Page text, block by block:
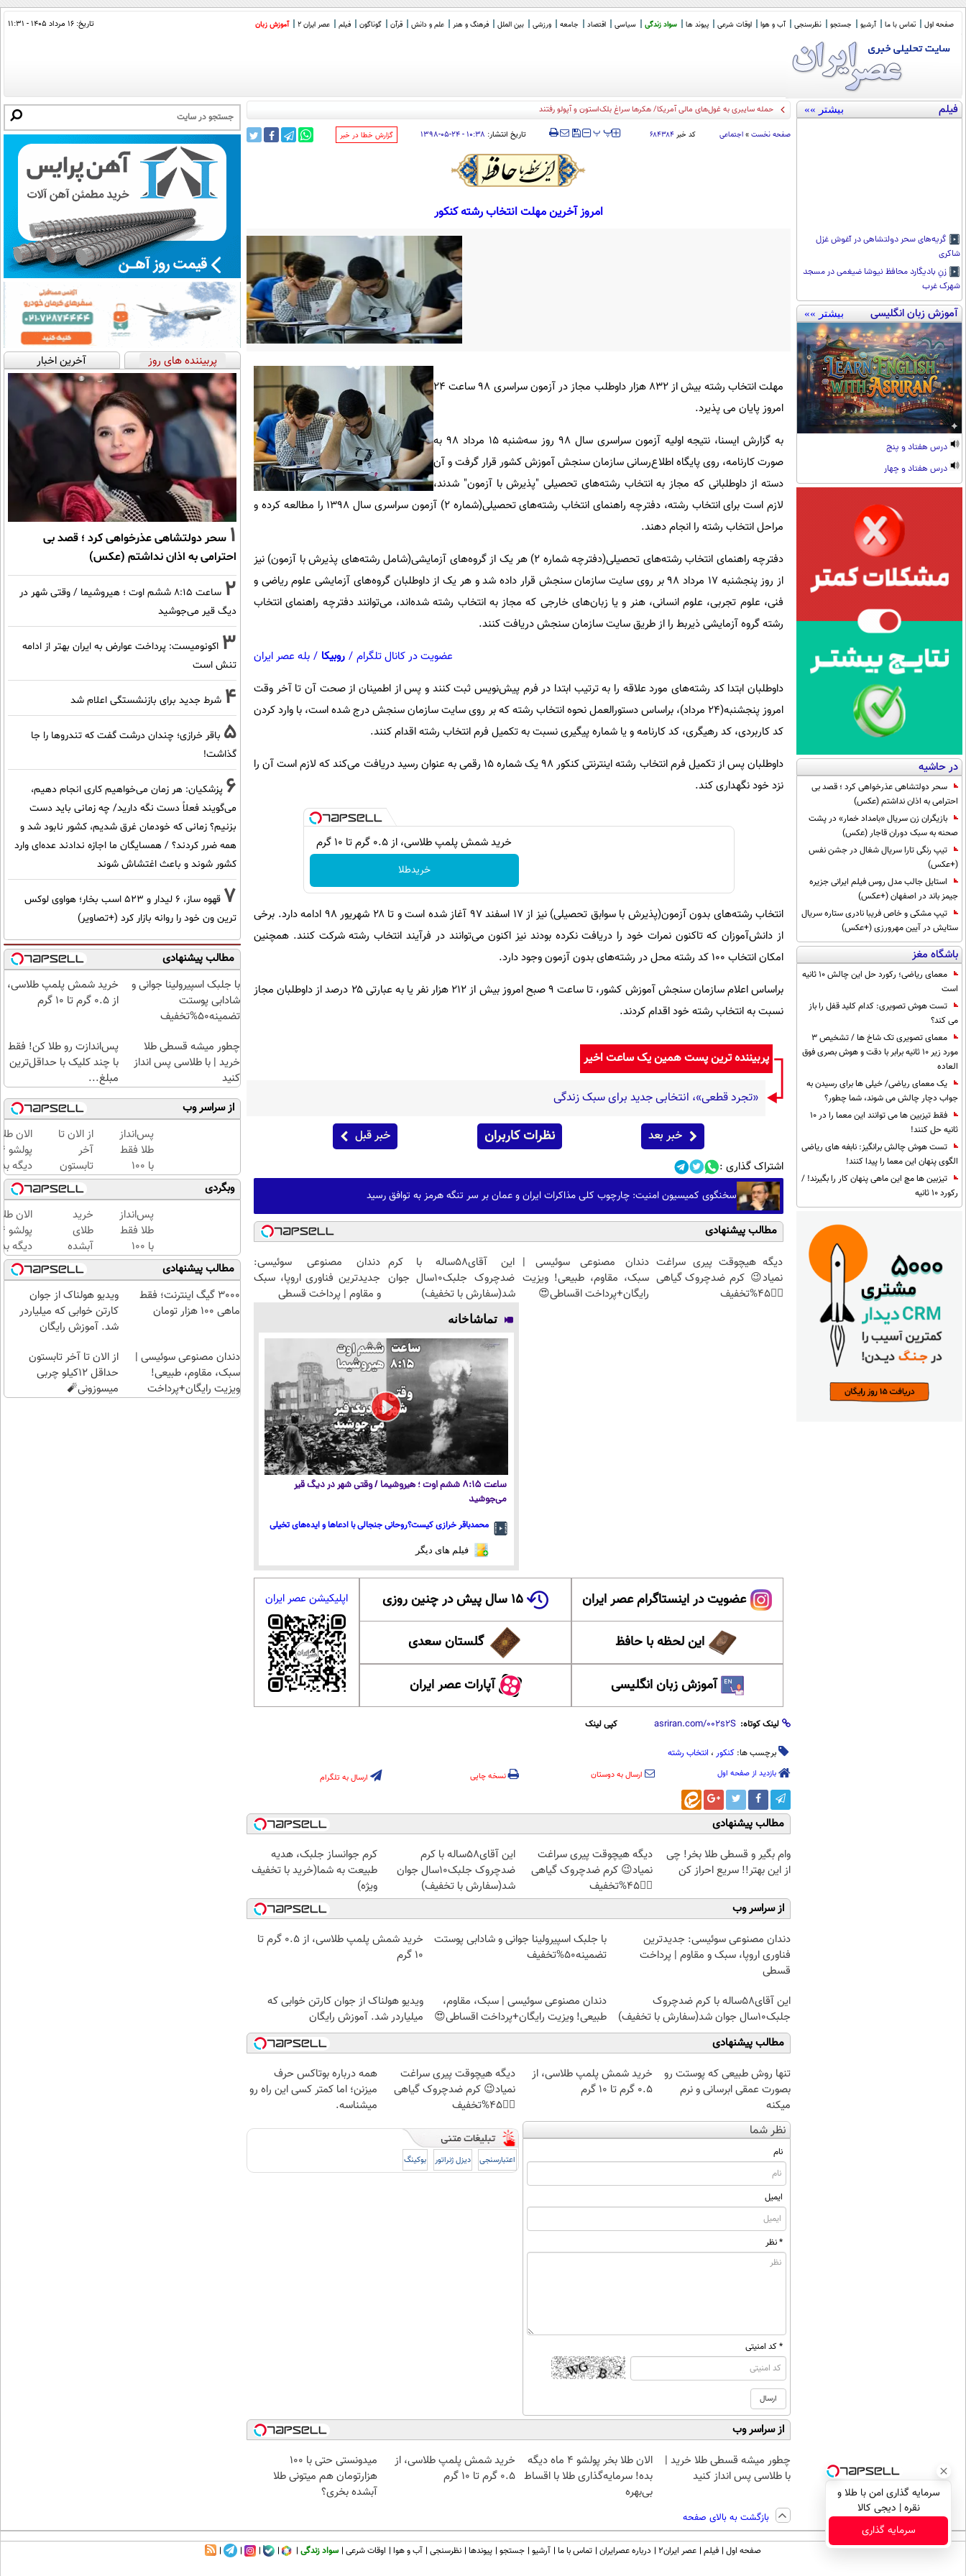
صفحه اول تماس با ما آرشیو جستجو نظرسنجی آب و هوا اوقات شرعی پیوند ها سواد زندگی سیاسی اقتصاد جامعه ورزشی بین الملل فرهنگ و هنر علم و دانش قرآن گوناگون فیلم عصر ایران 2 آموزش زبان تاریخ: ۱۶ مرداد ۱۴۰۵ - ۱۱:۳۱
فیلم بیشتر »»
گریه‌های سحر دولتشاهی در آغوش غزل
شاکری
زنِ بادیگارد محافظ نیوشا ضیغمی در مسجد
شهرک غرب
آموزش زبان انگلیسی بیشتر »»
درس هفتاد و پنج
درس هفتاد و چهار
در حاشیه
سحر دولتشاهی عذرخواهی کرد ؛ قصد بی
احترامی به اذان نداشتم (عکس)
بازیگران زن سریال «بامداد خمار» در پشت
صحنه به سبک دوران قاجار (عکس)
تیپ رنگی تارا سریال شغال در جشن نفس
(+عکس)
استایل جالب مدل روس فیلم ایرانی جزیره
جیمز باند در اصفهان (+عکس)
تیپ مشکی و خاص فریبا نادری ستاره سریال
ستایش در آیین مهرورزی (+عکس)
باشگاه مغز
معمای ریاضی؛ رکورد حل این چالش 10 ثانیه
است
تست هوش تصویری: کدام کلید قفل را باز
می کند؟
معمای تصویری تک شاخ ها / تشخیص 3
مورد زیر 10 ثانیه برابر با دقت و هوش بصری فوق
العاده
یک معمای ریاضی/ خیلی ها برای رسیدن به
جواب دچار چالش می شوند، شما چطور؟
فقط تیزبین ها می توانند این معما را در 10
ثانیه حل کنند!
تست هوش چالش برانگیز: نابغه های ریاضی
الگوی پنهان این معما را پیدا کنند!
تیزبین ها مچ این ماهی پنهان کار را بگیرند! /
رکورد 10 ثانیه
حمله سایبری به غول‌های مالی آمریکا/ هکرها سراغ بلک‌استون و آپولو رفتند
صفحه نخست » اجتماعی کد خبر ۶۸۴۳۸۴ ‍‍‍ پ پ تاریخ انتشار: ۱۰:۳۸ - ۲۴-۰۵-۱۳۹۸ ‌گزارش خطا در خبر
امروز آخرین مهلت انتخاب رشته کنکور
مهلت انتخاب رشته بیش از ۸۳۲ هزار داوطلب مجاز در آزمون سراسری ۹۸ ساعت ۲۴
امروز پایان می پذیرد.
به گزارش ایسنا، نتیجه اولیه آزمون سراسری سال ۹۸ روز سه‌شنبه ۱۵ مرداد ۹۸ به
صورت کارنامه، روی پایگاه اطلاع‌رسانی سازمان سنجش آموزش کشور قرار گرفت و آن
دسته از داوطلبانی که مجاز به انتخاب رشته‌های تحصیلی "پذیرش با آزمون" شدند،
لازم است برای انتخاب رشته، دفترچه راهنمای انتخاب رشته‌های تحصیلی(شماره ۲) آزمون سراسری سال ۱۳۹۸ را مطالعه کرده و
مراحل انتخاب رشته را انجام دهند.
دفترچه راهنمای انتخاب رشته‌های تحصیلی(دفترچه شماره ۲) هر یک از گروه‌های آزمایشی(شامل رشته‌های پذیرش با آزمون) نیز
از روز پنجشنبه ۱۷ مرداد ۹۸ بر روی سایت سازمان سنجش قرار داده شد و هر یک از داوطلبان گروه‌های آزمایشی علوم ریاضی و
فنی، علوم تجربی، علوم انسانی، هنر و یا زبان‌های خارجی که مجاز به انتخاب رشته شده‌اند، می‌توانند دفترچه راهنمای انتخاب
رشته گروه آزمایشی ذیربط را از طریق سایت سازمان سنجش دریافت کنند.
عضویت در کانال تلگرام / روبیکا / بله عصر ایران
داوطلبان ابتدا کد رشته‌های مورد علاقه را به ترتیب ابتدا در فرم پیش‌نویس ثبت کنند و پس از اطمینان از صحت آن تا آخر وقت
امروز پنجشنبه(۲۴ مرداد)، براساس دستورالعمل نحوه انتخاب رشته که بر روی سایت سازمان سنجش درج شده است، با وارد کردن
کد کاربردی، کد رهیگری، کد کارنامه و یا شماره پیگیری نسبت به تکمیل فرم انتخاب رشته اقدام کنند.
داوطلبان پس از تکمیل فرم انتخاب رشته اینترنتی کنکور ۹۸ یک شماره ۱۵ رقمی به عنوان رسید دریافت می‌کند که لازم است آن را
نزد خود نگهداری کند.
خرید شمش پلمپ طلاسی، از ۰.۵ گرم تا ۱۰ گرم
خریدطلا
انتخاب رشته‌های بدون آزمون(پذیرش با سوابق تحصیلی) نیز از ۱۷ اسفند ۹۷ آغاز شده است و تا ۲۸ شهریور ۹۸ ادامه دارد. برخی
از دانش‌آموزان که تاکنون نمرات خود را دریافت نکرده بودند نیز اکنون می‌توانند در فرآیند انتخاب رشته شرکت کنند. همچنین
امکان انتخاب ۱۰۰ کد رشته محل در رشته‌های بدون آزمون وجود دارد.
براساس اعلام سازمان سنجش آموزش کشور، تا ساعت ۹ صبح امروز بیش از ۲۱۲ هزار نفر یا به عبارتی ۲۵ درصد از داوطلبان مجاز
نسبت به انتخاب رشته خود اقدام کردند.
پربیننده ترین پست همین یک ساعت اخیر
«تجرد قطعی»، انتخابی جدید برای سبک زندگی
خبر بعد نظرات کاربران خبر قبل
اشتراک گذاری :
سخنگوی کمیسیون امنیت: چارچوب کلی مذاکرات ایران و عمان بر سر تنگه هرمز به توافق رسید
مطالب پیشنهادی
دیگه هیچوقت پیری سراغت
نمیاد😉 کرم ضدچروک گیاهی
👈🏻45%تخفیف
دندان مصنوعی سوئیسی |
سبک، مقاوم، طبیعی! ویزیت
رایگان+پرداخت اقساطی😍
این آقای58ساله با کرم
ضدچروک جلبک10سال جوان
شد(سفارش با تخفیف)
دندان مصنوعی سوئیسی:
جدیدترین فناوری اروپا، سبک
و مقاوم | پرداخت قسطی
تماشاخانه
ساعت ۸:۱۵ ششم اوت ؛ هیروشیما / وقتی شهر در دیگ قیر
می‌جوشید
محمدباقر خرازی کیست؟روحانی جنجالی با ادعاها و ایده‌های تخیلی
فیلم های دیگر
عضویت در اینستاگرام عصر ایران ۱۵ سال پیش در چنین روزی
این لحظه با حافظ گلستان سعدی
آموزش زبان انگلیسی آپارات عصر ایران
اپلیکیشن عصر ایران
لینک کوتاه: کپی لینک
برچسب ها: کنکور ، انتخاب رشته
بازدید از صفحه اول ارسال به دوستان نسخه چاپی ارسال به تلگرام
مطالب پیشنهادی
وام بگیر و قسطی طلا بخر! چی
از این بهتر!! سریع احراز کن
دیگه هیچوقت پیری سراغت
نمیاد😉 کرم ضدچروک گیاهی
👈🏻45%تخفیف
این آقای58ساله با کرم
ضدچروک جلبک10سال جوان
شد(سفارش با تخفیف)
کرم جوانساز جلبک، هدیه
طبیعت به شما(خرید با تخفیف
ویژه)
از سراسر وب
دندان مصنوعی سوئیسی: جدیدترین
فناوری اروپا، سبک و مقاوم | پرداخت
قسطی
با جلبک اسپیرولینا جوانی و شادابی پوستت
تضمینه50%تخفیف
خرید شمش پلمپ طلاسی، از ۰.۵ گرم تا
۱۰ گرم
این آقای58ساله با کرم ضدچروک
جلبک10سال جوان شد(سفارش با تخفیف)
دندان مصنوعی سوئیسی | سبک، مقاوم،
طبیعی! ویزیت رایگان+پرداخت اقساطی😍
ویدیو هولناک از جوان کارتن خوابی که
میلیاردر شد. آموزش رایگان
مطالب پیشنهادی
تنها روش طبیعی که پوستت رو
بصورت عمقی ابرسانی و نرم
میکنه
خرید شمش پلمپ طلاسی، از
۰.۵ گرم تا ۱۰ گرم
دیگه هیچوقت پیری سراغت
نمیاد😉 کرم ضدچروک گیاهی
👈🏻45%تخفیف
همه درباره بوتاکس حرف
میزنن؛ اما کمتر کسی این راه رو
میشناسه.
نظر شما
نام
ایمیل
* نظر
* کد امنیتی
اعتبارسنجی دیزل ژنراتور بوکینگ
از سراسر وب
چطور میشه قسطی طلا خرید |
با طلاسی پس انداز کنید
الان طلا بخر پولشو 4 ماه دیگه
بده! سرمایه‌گذاری طلا با اقساط
بی‌بهره
خرید شمش پلمپ طلاسی، از
۰.۵ گرم تا ۱۰ گرم
میدونستی حتی با ۱۰۰
هزارتومان هم میتونی طلا
آبشده بخری؟
بازگشت به بالای صفحه
پربیننده های روز آخرین اخبار
1 سحر دولتشاهی عذرخواهی کرد ؛ قصد بی
احترامی به اذان نداشتم (عکس)
2
ساعت ۸:۱۵ ششم اوت ؛ هیروشیما / وقتی شهر در
دیگ قیر می‌جوشید
3 اکونومیست: پرداخت عوارض به ایران بهتر از ادامه
تنش است
4 شرط جدید برای بازنشستگی اعلام شد
5 باقر خرازی؛ چندان درشت گفت که تندروها را جا
گذاشت!
6 پزشکیان: هر زمان می‌خواهیم کاری انجام دهیم،
می‌گویند فعلاً دست نگه دارید/ چه زمانی باید دست
بزنیم؟ زمانی که خودمان غرق شدیم، کشور نابود شد و
همه ضرر کردند؟ / همسایگان ما اجازه ندادند عده‌ای وارد
کشور شوند و باعث اغتشاش شوند
7
قهوه ساز، 6 لیدار و 523 اسب بخار؛ هواوی لوکس
ترین ون خود را روانه بازار کرد (+تصاویر)
مطالب پیشنهادی
با جلبک اسپیرولینا جوانی و
شادابی پوستت
تضمینه50%تخفیف
خرید شمش پلمپ طلاسی،
از ۰.۵ گرم تا ۱۰ گرم
چطور میشه قسطی طلا
خرید | با طلاسی پس انداز
کنید
پس‌اندازت رو طلا کن! فقط
با چند کلیک با حداقل‌ترین
مبلغ...
از سراسر وب
پس‌انداز
طلا فقط
با ۱۰۰
هزارتومان
(امن و
راحت)
از الان تا
آخر
تابستون
حداقل
12کیلو
چربی
میسوزونی
🧨
الان
دیگه
طلا با
بی‌بهره
وبگردی
پس‌انداز
طلا فقط
با ۱۰۰
هزارتومان
(امن و
راحت)
خرید
طلای
آبشده
حتی با
۱۰۰هزارتومان
الان
دیگه
طلا با
بی‌بهره
مطالب پیشنهادی
3000 گیگ اینترنت؛ فقط
ماهی 100 هزار تومان
ویدیو هولناک از جوان
کارتن خوابی که میلیاردر
شد. آموزش رایگان
دندان مصنوعی سوئیسی |
سبک، مقاوم، طبیعی!
ویزیت رایگان+پرداخت
از الان تا آخر تابستون
حداقل 12کیلو چربی
میسوزونی🧨
سرمایه گذاری امن با طلا و
نقره | دیجی کالا
سرمایه گذاری
صفحه اول فیلم عصر ایران۲ درباره عصرایران تماس با ما آرشیو جستجو پیوندها نظرسنجی آب و هوا اوقات شرعی سواد زندگی